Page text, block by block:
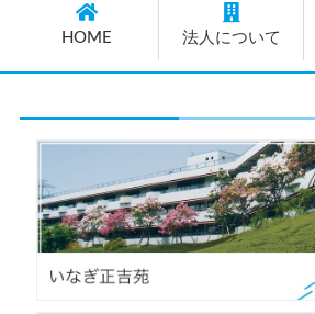
HOME 法人について